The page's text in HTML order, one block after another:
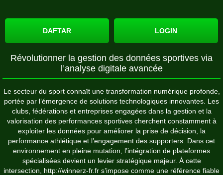
DAFTAR LOGIN
Révolutionner la gestion des données sportives via
l’analyse digitale avancée
Le secteur du sport connaît une transformation numérique profonde,
portée par l’émergence de solutions technologiques innovantes. Les
clubs, fédérations et entreprises engagées dans la gestion et la
valorisation des performances sportives cherchent constamment à
exploiter les données pour améliorer la prise de décision, la
performance athlétique et l’engagement des supporters. Dans cet
environnement en pleine mutation, l’intégration de plateformes
spécialisées devient un levier stratégique majeur. À cette
intersection, http://winnerz-fr.fr s’impose comme une référence fiable